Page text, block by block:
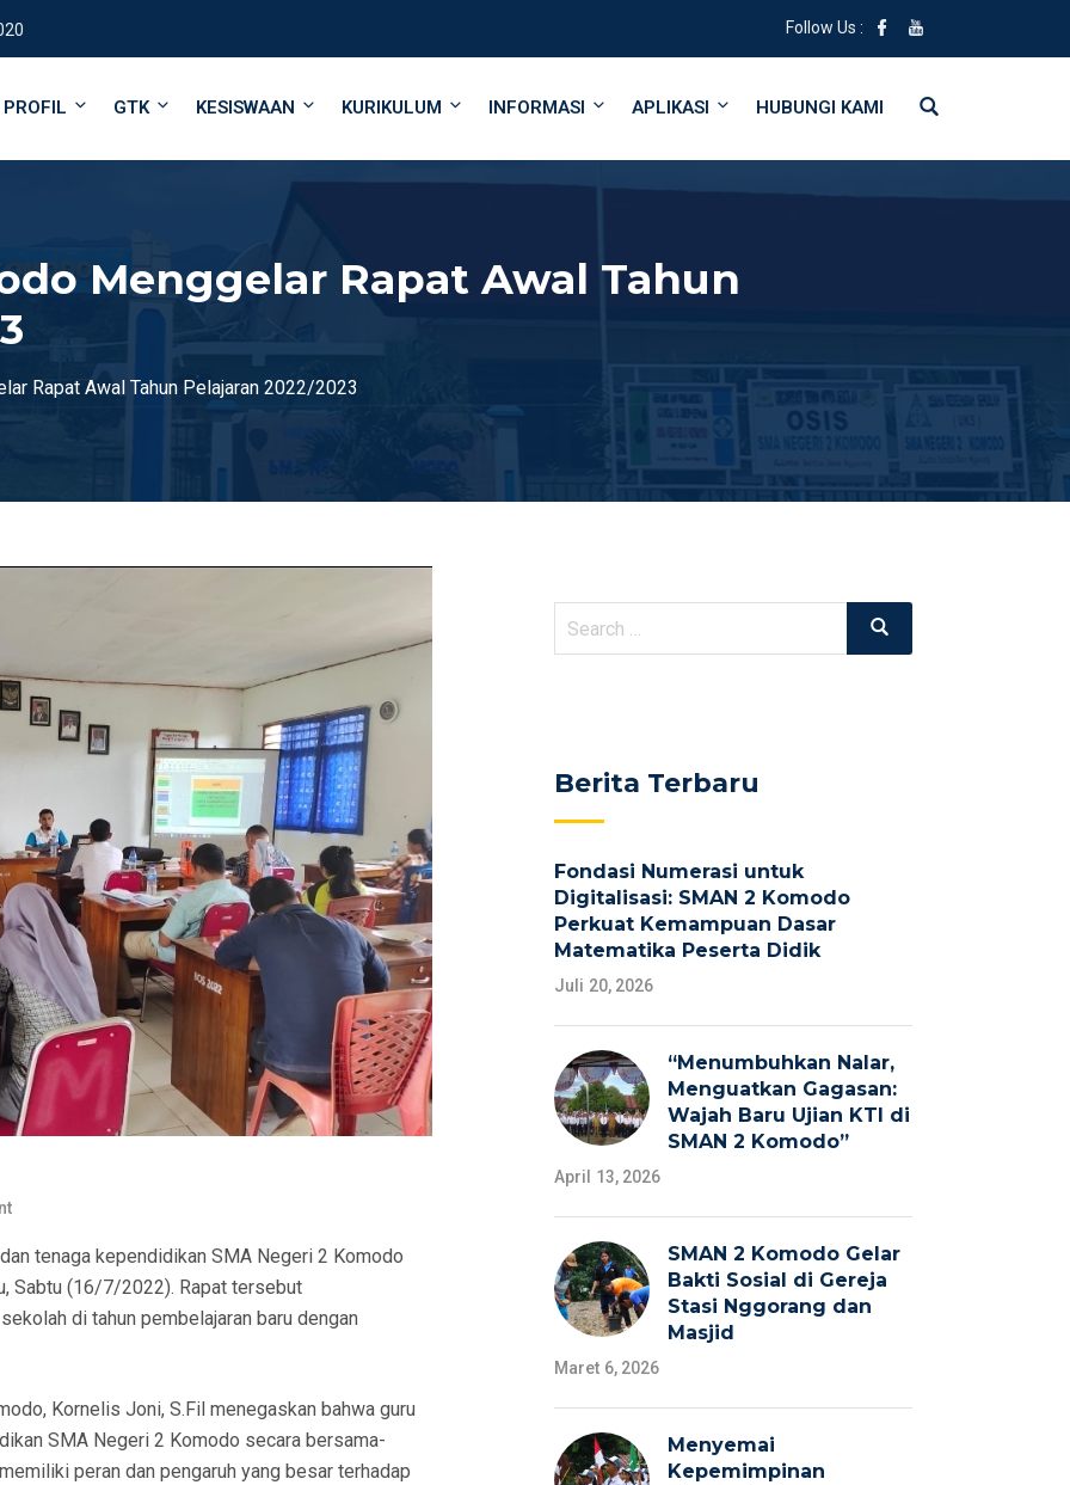
Follow Us :
PROFIL GTK KESISWAAN KURIKULUM INFORMASI APLIKASI HUBUNGI KAMI
Menggelar Rapat Awal Tahun
Rapat Awal Tahun Pelajaran 2022/2023
tenaga kependidikan SMA Negeri 2 Komodo
Sabtu (16/7/2022). Rapat tersebut
di tahun pembelajaran baru dengan
Kornelis Joni, S.Fil menegaskan bahwa guru
SMA Negeri 2 Komodo secara bersama-
peran dan pengaruh yang besar terhadap
Search
Search
Berita Terbaru
Fondasi Numerasi untuk
Digitalisasi: SMAN 2 Komodo
Perkuat Kemampuan Dasar
Matematika Peserta Didik
Juli 20, 2026
“Menumbuhkan Nalar,
Menguatkan Gagasan:
Wajah Baru Ujian KTI di
SMAN 2 Komodo”
April 13, 2026
SMAN 2 Komodo Gelar
Bakti Sosial di Gereja
Stasi Nggorang dan
Masjid
Maret 6, 2026
Menyemai
Kepemimpinan